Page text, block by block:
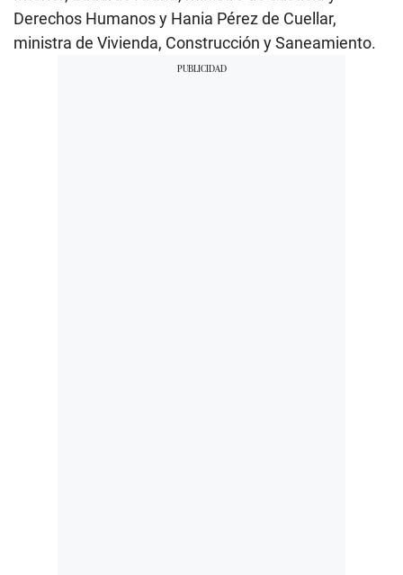
Derechos Humanos y Hania Pérez de Cuellar,
ministra de Vivienda, Construcción y Saneamiento.